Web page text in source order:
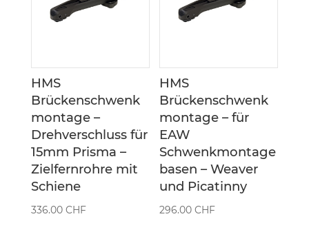
HMS
Brückenschwenk
montage –
Drehverschluss für
15mm Prisma –
Zielfernrohre mit
Schiene
336.00 CHF
HMS
Brückenschwenk
montage – für
EAW
Schwenkmontage
basen – Weaver
und Picatinny
296.00CHF